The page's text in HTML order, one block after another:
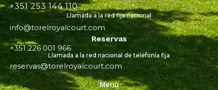
+351 253 144 110
Llamada a la red fija nacional
info@torelroyalcourt.com
Reservas
+351 226 001 966
Llamada a la red nacional de telefonía fija
reservas@torelroyalcourt.com
Menu